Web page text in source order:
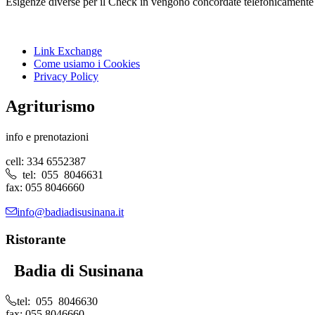
Link Exchange
Come usiamo i Cookies
Privacy Policy
Agriturismo
info e prenotazioni
cell: 334 6552387
tel: 055 8046631
fax: 055 8046660
info@badiadisusinana.it
Ristorante
Badia di Susinana
tel: 055 8046630